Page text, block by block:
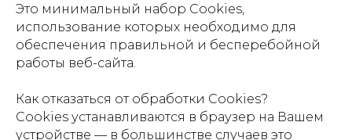
Это минимальный набор Cookies,
использование которых необходимо для
обеспечения правильной и бесперебойной
работы веб-сайта.
Как отказаться от обработки Сookies?
Cookies устанавливаются в браузер на Вашем
устройстве — в большинстве случаев это